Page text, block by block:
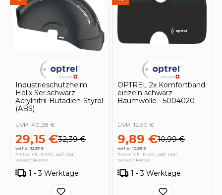
Industrieschutzhelm
Helix Ser.schwarz
Acrylnitril-Butadien-Styrol
(ABS)
29,15 €32,39 €
vorher 32,39 €
UVP: 40,28 €
Preise inkl. MwSt., ggf. zzgl.
Versandkosten
1 - 3 Werktage
OPTREL 2x Komfortband
einzeln schwarz
Baumwolle - 5004020
9,89 €10,99 €
vorher 10,99 €
UVP: 12,50 €
Preise inkl. MwSt., ggf. zzgl.
Versandkosten
1 - 3 Werktage